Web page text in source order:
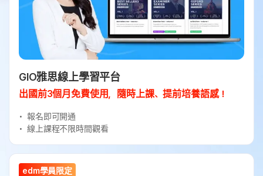
GIO雅思線上學習平台
出國前3個月免費使用，隨時上課、提前培養語感！
報名即可開通
線上課程不限時間觀看
edm學員限定